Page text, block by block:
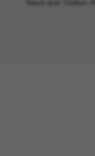
Neutraler Silikon-